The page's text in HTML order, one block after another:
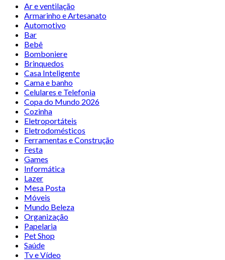
Ar e ventilação
Armarinho e Artesanato
Automotivo
Bar
Bebê
Bomboniere
Brinquedos
Casa Inteligente
Cama e banho
Celulares e Telefonia
Copa do Mundo 2026
Cozinha
Eletroportáteis
Eletrodomésticos
Ferramentas e Construção
Festa
Games
Informática
Lazer
Mesa Posta
Móveis
Mundo Beleza
Organização
Papelaria
Pet Shop
Saúde
Tv e Vídeo